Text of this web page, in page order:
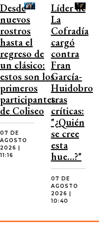
Desde
nuevos
rostros
hasta el
regreso de
un clásico:
estos son los
primeros
participantes
de Coliseo
07 DE
AGOSTO
2026 |
11:16
Líder de
La
Cofradía
cargó
contra
Fran
García-
Huidobro
tras
críticas:
"¿Quién
se cree
esta
hue…?"
07 DE
AGOSTO
2026 |
10:40